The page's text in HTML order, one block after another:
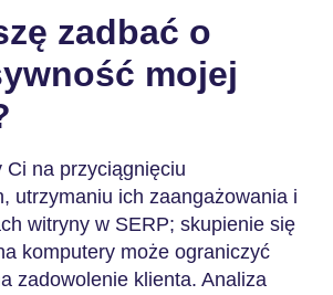
zadbać o
mojej
Ci na przyciągnięciu
utrzymaniu ich zaangażowania i
witryny w SERP; skupienie się
komputery może ograniczyć
zadowolenie klienta. Analiza